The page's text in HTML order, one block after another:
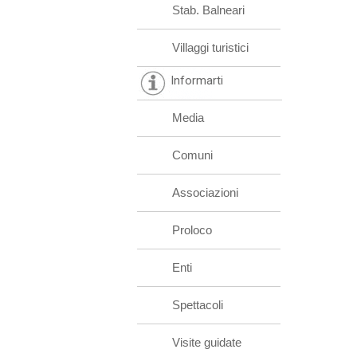
Stab. Balneari
Villaggi turistici
Informarti
Media
Comuni
Associazioni
Proloco
Enti
Spettacoli
Visite guidate